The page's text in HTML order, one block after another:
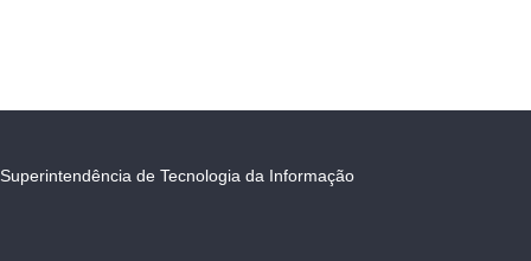
Superintendência de Tecnologia da Informação